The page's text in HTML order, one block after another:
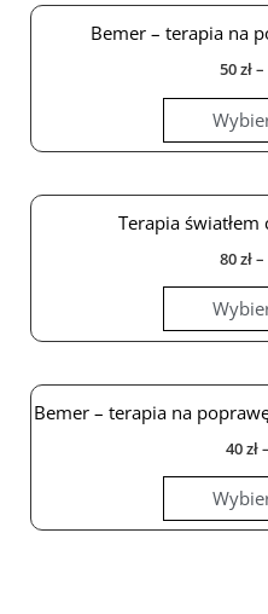
Bemer – terapia na
50zł–
Terapia światłem
80zł–
Bemer – terapia na
40zł–